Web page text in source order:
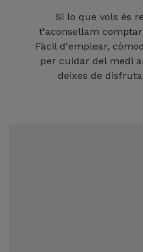
Si lo que vols és
t'aconsellam
Fàcil d'emplear,
per cuidar del medi
deixes de